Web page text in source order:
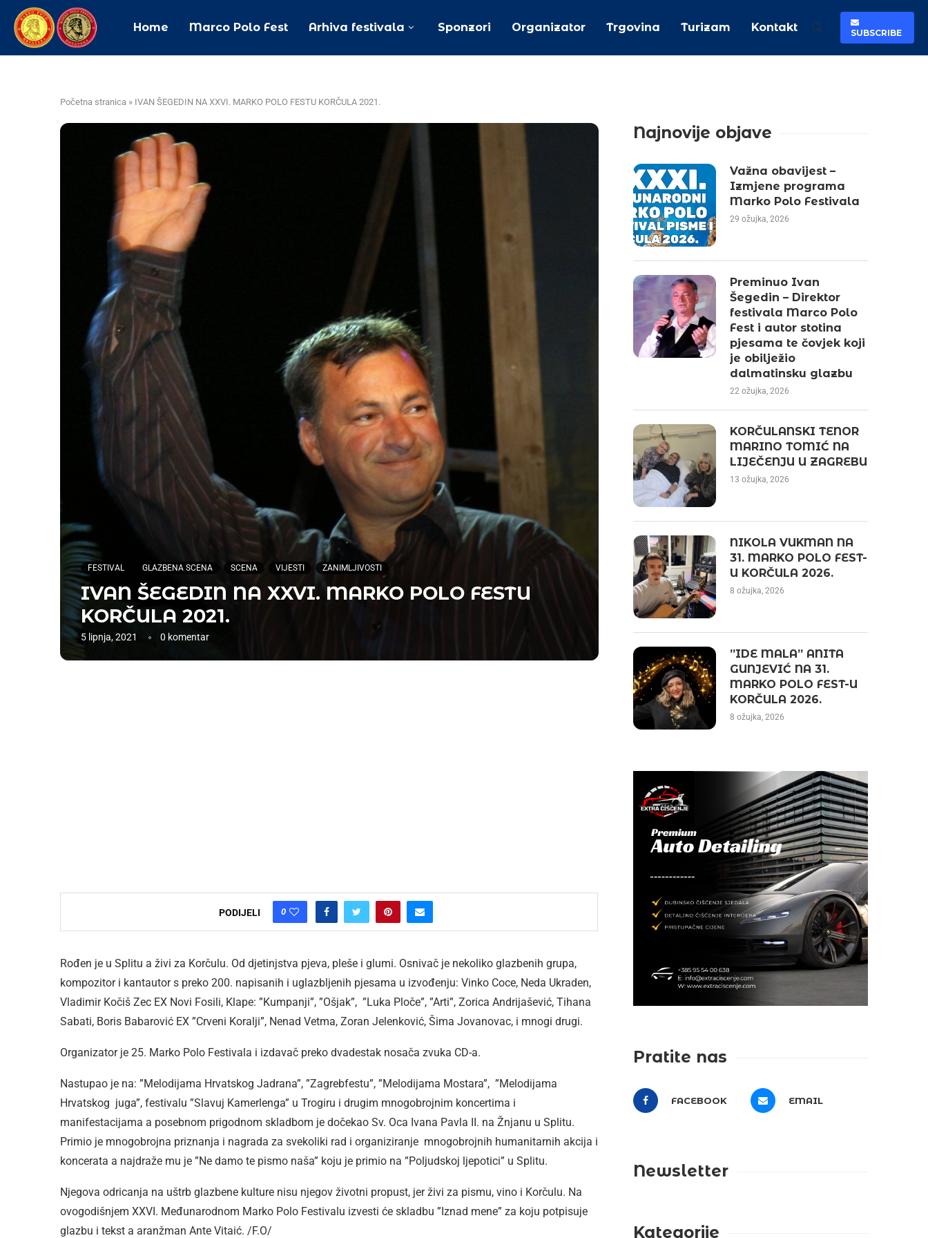
Home Marco Polo Fest Arhiva festivala Sponzori Organizator Trgovina Turizam Kontakt SUBSCRIBE
Početna stranica » IVAN ŠEGEDIN NA XXVI. MARKO POLO FESTU KORČULA 2021.
FESTIVAL GLAZBENA SCENA SCENA VIJESTI ZANIMLJIVOSTI
IVAN ŠEGEDIN NA XXVI. MARKO POLO FESTU
KORČULA 2021.
5 lipnja, 2021 0 komentar
PODIJELI 0
Rođen je u Splitu a živi za Korčulu. Od djetinjstva pjeva, pleše i glumi. Osnivač je nekoliko glazbenih grupa,
kompozitor i kantautor s preko 200. napisanih i uglazbljenih pjesama u izvođenju: Vinko Coce, Neda Ukraden,
Vladimir Kočiš Zec EX Novi Fosili, Klape: ”Kumpanji”, ”Ošjak”, ”Luka Ploče”, ”Arti”, Zorica Andrijašević, Tihana
Sabati, Boris Babarović EX ”Crveni Koralji”, Nenad Vetma, Zoran Jelenković, Šima Jovanovac, i mnogi drugi.
Organizator je 25. Marko Polo Festivala i izdavač preko dvadestak nosača zvuka CD-a.
Nastupao je na: ”Melodijama Hrvatskog Jadrana”, ”Zagrebfestu”, ”Melodijama Mostara”, ”Melodijama
Hrvatskog juga”, festivalu ”Slavuj Kamerlenga” u Trogiru i drugim mnogobrojnim koncertima i
manifestacijama a posebnom prigodnom skladbom je dočekao Sv. Oca Ivana Pavla II. na Žnjanu u Splitu.
Primio je mnogobrojna priznanja i nagrada za svekoliki rad i organiziranje mnogobrojnih humanitarnih akcija i
koncerata a najdraže mu je ”Ne damo te pismo naša” koju je primio na ”Poljudskoj ljepotici” u Splitu.
Njegova odricanja na uštrb glazbene kulture nisu njegov životni propust, jer živi za pismu, vino i Korčulu. Na
ovogodišnjem XXVI. Međunarodnom Marko Polo Festivalu izvesti će skladbu ”Iznad mene” za koju potpisuje
glazbu i tekst a aranžman Ante Vitaić. /F.O/
Najnovije objave
Važna obavijest –
Izmjene programa
Marko Polo Festivala
29 ožujka, 2026
Preminuo Ivan
Šegedin – Direktor
festivala Marco Polo
Fest i autor stotina
pjesama te čovjek koji
je obilježio
dalmatinsku glazbu
22 ožujka, 2026
KORČULANSKI TENOR
MARINO TOMIĆ NA
LIJEČENJU U ZAGREBU
13 ožujka, 2026
NIKOLA VUKMAN NA
31. MARKO POLO FEST-
U KORČULA 2026.
8 ožujka, 2026
”IDE MALA” ANITA
GUNJEVIĆ NA 31.
MARKO POLO FEST-U
KORČULA 2026.
8 ožujka, 2026
Pratite nas
FACEBOOK EMAIL
Newsletter
Kategorije